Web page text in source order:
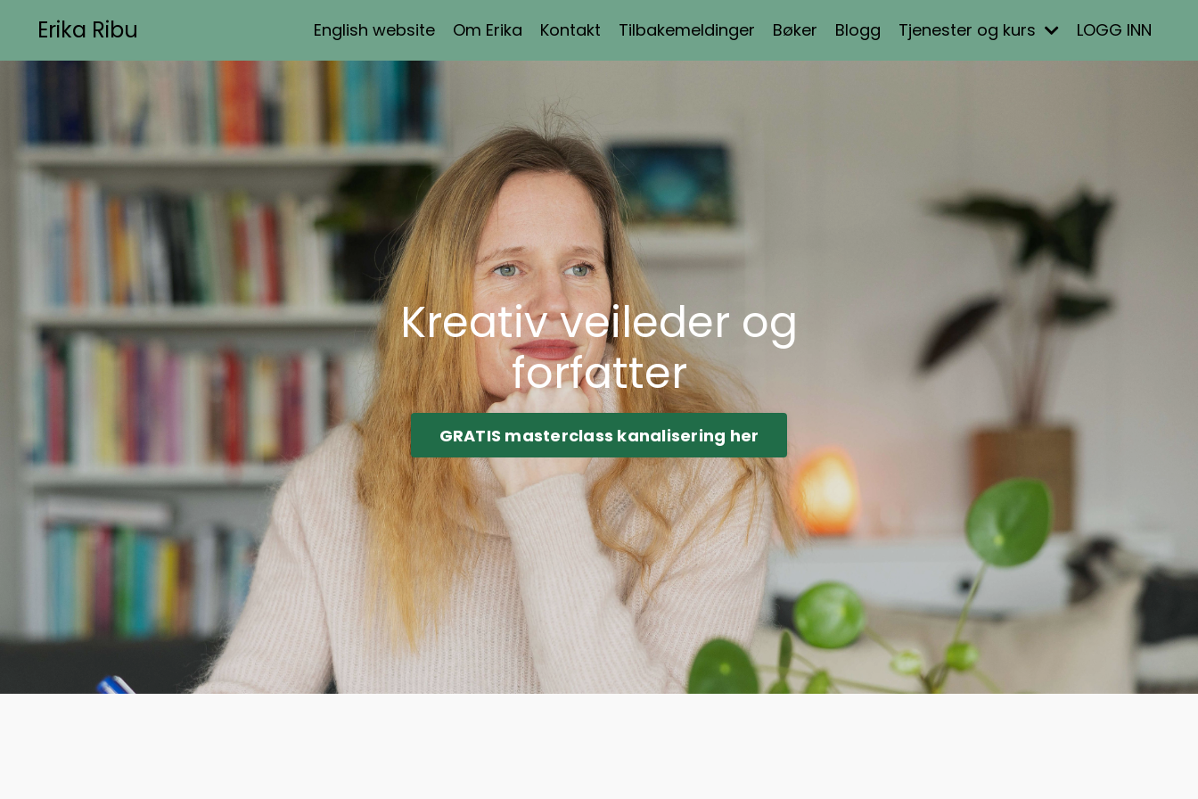
Erika Ribu English website Om Erika Kontakt Tilbakemeldinger Bøker Blogg Tjenester og kurs LOGG INN
Kreativ veileder og
forfatter
GRATIS masterclass kanalisering her